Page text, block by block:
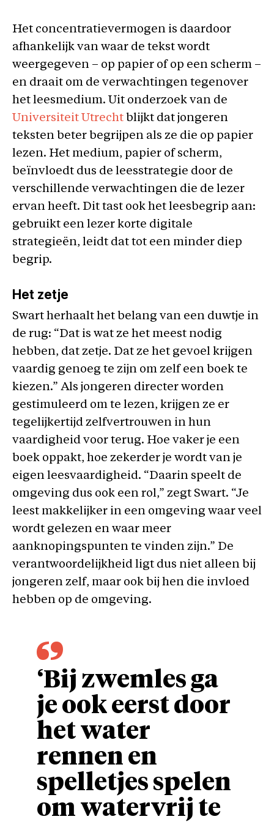
Het concentratievermogen is daardoor
afhankelijk van waar de tekst wordt
weergegeven – op papier of op een scherm –
en draait om de verwachtingen tegenover
het leesmedium. Uit onderzoek van de
Universiteit Utrecht blijkt dat jongeren
teksten beter begrijpen als ze die op papier
lezen. Het medium, papier of scherm,
beïnvloedt dus de leesstrategie door de
verschillende verwachtingen die de lezer
ervan heeft. Dit tast ook het leesbegrip aan:
gebruikt een lezer korte digitale
strategieën, leidt dat tot een minder diep
begrip.
Het zetje
Swart herhaalt het belang van een duwtje in
de rug: “Dat is wat ze het meest nodig
hebben, dat zetje. Dat ze het gevoel krijgen
vaardig genoeg te zijn om zelf een boek te
kiezen.” Als jongeren directer worden
gestimuleerd om te lezen, krijgen ze er
tegelijkertijd zelfvertrouwen in hun
vaardigheid voor terug. Hoe vaker je een
boek oppakt, hoe zekerder je wordt van je
eigen leesvaardigheid. “Daarin speelt de
omgeving dus ook een rol,” zegt Swart. “Je
leest makkelijker in een omgeving waar veel
wordt gelezen en waar meer
aanknopingspunten te vinden zijn.” De
verantwoordelijkheid ligt dus niet alleen bij
jongeren zelf, maar ook bij hen die invloed
hebben op de omgeving.
‘Bij zwemles ga
je ook eerst door
het water
rennen en
spelletjes spelen
om watervrij te